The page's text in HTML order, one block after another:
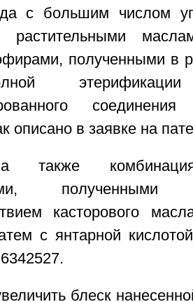
с большим числом
растительными
полученными в
этерификации
описано в заявке на
также
полученными
касторового
с янтарной
блеск